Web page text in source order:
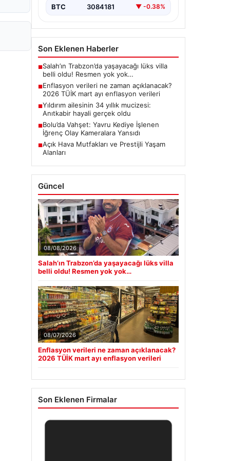
BTC 3084181 ▼ -0.38%
Son Eklenen Haberler
■Salah’ın Trabzon’da yaşayacağı lüks villa
belli oldu! Resmen yok yok…
■Enflasyon verileri ne zaman açıklanacak?
2026 TÜİK mart ayı enflasyon verileri
■Yıldırım ailesinin 34 yıllık mucizesi:
Anıtkabir hayali gerçek oldu
■Bolu’da Vahşet: Yavru Kediye İşlenen
İğrenç Olay Kameralara Yansıdı
■Açık Hava Mutfakları ve Prestijli Yaşam
Alanları
Güncel
08/08/2026
Salah’ın Trabzon’da yaşayacağı lüks villa
belli oldu! Resmen yok yok…
08/07/2026
Enflasyon verileri ne zaman açıklanacak?
2026 TÜİK mart ayı enflasyon verileri
Son Eklenen Firmalar